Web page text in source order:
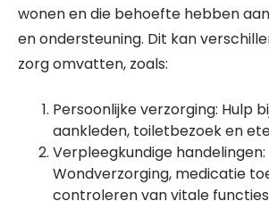
wonen en die behoefte hebben
en ondersteuning. Dit kan
zorg omvatten, zoals:
Persoonlijke verzorging: Hulp
aankleden, toiletbezoek en
Verpleegkundige handelingen:
Wondverzorging, medicatie
controleren van vitale